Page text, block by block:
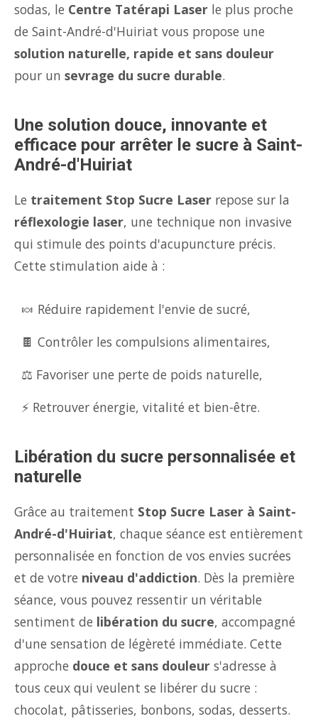
sodas, le Centre Tatérapi Laser le plus proche
de Saint-André-d'Huiriat vous propose une
solution naturelle, rapide et sans douleur
pour un sevrage du sucre durable.
Une solution douce, innovante et
efficace pour arrêter le sucre à Saint-
André-d'Huiriat
Le traitement Stop Sucre Laser repose sur la
réflexologie laser, une technique non invasive
qui stimule des points d'acupuncture précis.
Cette stimulation aide à :
🍬 Réduire rapidement l'envie de sucré,
🍫 Contrôler les compulsions alimentaires,
⚖️ Favoriser une perte de poids naturelle,
⚡ Retrouver énergie, vitalité et bien-être.
Libération du sucre personnalisée et
naturelle
Grâce au traitement Stop Sucre Laser à Saint-
André-d'Huiriat, chaque séance est entièrement
personnalisée en fonction de vos envies sucrées
et de votre niveau d'addiction. Dès la première
séance, vous pouvez ressentir un véritable
sentiment de libération du sucre, accompagné
d'une sensation de légèreté immédiate. Cette
approche douce et sans douleur s'adresse à
tous ceux qui veulent se libérer du sucre :
chocolat, pâtisseries, bonbons, sodas, desserts.